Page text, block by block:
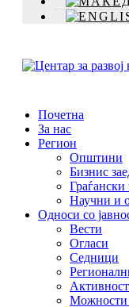
Почетна
За нас
Регион
Општини
Бизнис
Граѓански
Научни и
Односи со
Вести
Огласи
Седници
Можности